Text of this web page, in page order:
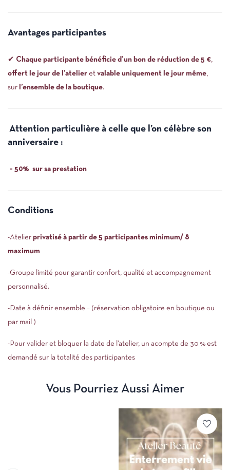
Avantages participantes
✔ Chaque participante bénéficie d’un bon de réduction de 5 €,
offert le jour de l’atelier et valable uniquement le jour même,
sur l’ensemble de la boutique.
Attention particulière à celle que l’on célèbre son
anniversaire :
– 50% sur sa prestation
Conditions
-Atelier privatisé à partir de 5 participantes minimum/ 8
maximum
-Groupe limité pour garantir confort, qualité et accompagnement
personnalisé.
-Date à définir ensemble – (réservation obligatoire en boutique ou
par mail )
-Pour valider et bloquer la date de l’atelier, un acompte de 30 % est
demandé sur la totalité des participantes
Vous Pourriez Aussi Aimer